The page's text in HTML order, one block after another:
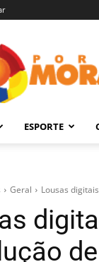
Morada
–
ESPORTE
Geral Lousas